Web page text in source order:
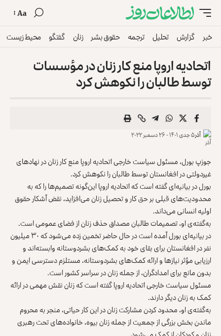
Aa
خبر گزارش تحلیل ترجمه حقوق بشر زنان گفتگو محیط زیست
اتحادیه اروپا منع کار زنان در مؤسسات
توسط طالبان را نکوهش کرد
آذر۵ جدی ۱۴۰۱ - ۲۶ دسمبر ۲۰۲۲
جوزپ بورل، مسئول سیاست خارجی اتحادیه اروپا منع کار زنان در نهادهای
غیردولتی در افغانستان توسط طالبان را نکوهش کرد.
بورل در بیانیه‌ای گفته است که اتحادیه اروپا این‌گونه تصمیم‌ها را که به
محدودیت‌های قبلی بر حق کار و تحصیل زنان می‌افزاید، نقض آشکار حقوق
اولیه انسانی می‌داند.
به‌گفته‌ی او، تصمیمات طالبان مصداق حذف زنان از فضای عمومی است.
در بیانیه‌ای بورل آمده است در حال حاضر تخمین زده می‌شود که ۳۰ میلیون
نفر در افغانستان برای بقای خود به کمک‌های بشردوستانه وابسته‌اند و
ارزیابی مؤثر نیازها و ارائه کمک‌های بشردوستانه، مستلزم دسترسی ایمن و
بدون مانع برای امدادگران، از جمله زنان در سراسر کشور است.
مسئول سیاست خارجی اتحادیه اروپا گفته است که زنان نقش مهمی در ارائه
کمک به زنان دیگر دارند.
به‌گفته‌ی او، محدود کردن مشارکت زنان در این کار حیاتی، منجر به محروم
ماندن بخش بزرگی از جمعیت از جمله زنان بیوه، خانواده‌های تحت رهبری